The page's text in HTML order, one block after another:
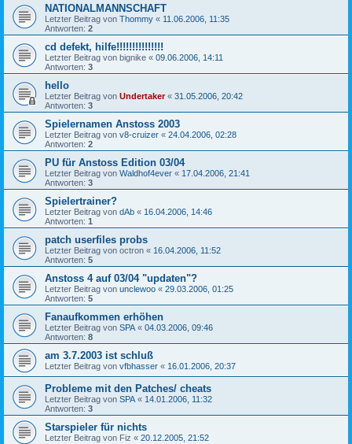
NATIONALMANNSCHAFT
Letzter Beitrag von Thommy « 11.06.2006, 11:35
Antworten: 2
cd defekt, hilfe!!!!!!!!!!!!!!!
Letzter Beitrag von bignike « 09.06.2006, 14:11
Antworten: 3
hello
Letzter Beitrag von Undertaker« 31.05.2006, 20:42
Antworten: 3
Spielernamen Anstoss 2003
Letzter Beitrag von v8-cruizer « 24.04.2006, 02:28
Antworten: 2
PU für Anstoss Edition 03/04
Letzter Beitrag von Waldhof4ever « 17.04.2006, 21:41
Antworten: 3
Spielertrainer?
Letzter Beitrag von dAb « 16.04.2006, 14:46
Antworten: 1
patch userfiles probs
Letzter Beitrag von octron « 16.04.2006, 11:52
Antworten: 5
Anstoss 4 auf 03/04 "updaten"?
Letzter Beitrag von unclewoo « 29.03.2006, 01:25
Antworten: 5
Fanaufkommen erhöhen
Letzter Beitrag von SPA « 04.03.2006, 09:46
Antworten: 8
am 3.7.2003 ist schluß
Letzter Beitrag von vfbhasser « 16.01.2006, 20:37
Probleme mit den Patches/ cheats
Letzter Beitrag von SPA « 14.01.2006, 11:32
Antworten: 3
Starspieler für nichts
Letzter Beitrag von Fiz « 20.12.2005, 21:52